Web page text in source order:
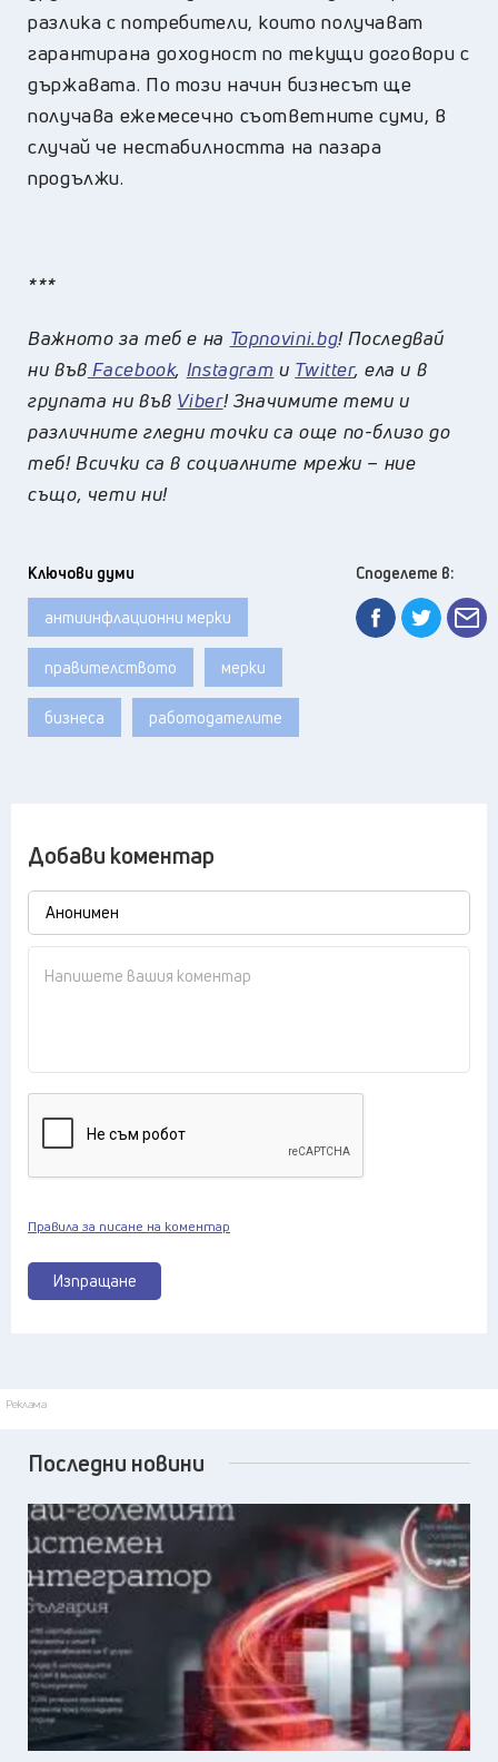
разлика с потребители, които получават
гарантирана доходност по текущи договори с
държавата. По този начин бизнесът ще
получава ежемесечно съответните суми, в
случай че нестабилността на пазара
продължи.
***
Важното за теб е на Topnovini.bg! Последвай
ни във Facebook, Instagram и Twitter, ела и в
групата ни във Viber! Значимите теми и
различните гледни точки са още по-близо до
теб! Всички са в социалните мрежи – ние
също, чети ни!
Ключови думи
антиинфлационни мерки
правителството мерки
бизнеса работодателите
Споделете в:
Добави коментар
Изпращане
Правила за писане на коментар
Реклама
Последни новини